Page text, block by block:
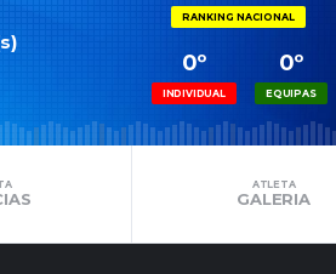
RANKING NACIONAL
0º
EQUIPAS
0º
INDIVIDUAL
ATLETA
GALERIA